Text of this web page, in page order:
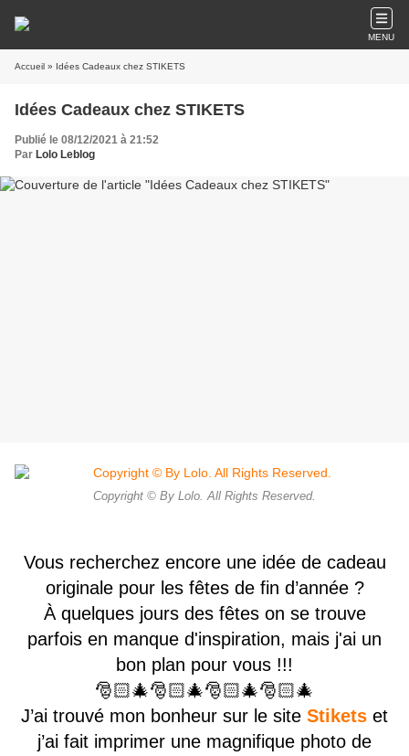
MENU
Accueil » Idées Cadeaux chez STIKETS
Idées Cadeaux chez STIKETS
Publié le 08/12/2021 à 21:52
Par Lolo Leblog
Copyright © By Lolo. All Rights Reserved.
Vous recherchez encore une idée de cadeau
originale pour les fêtes de fin d’année ?
À quelques jours des fêtes on se trouve
parfois en manque d'inspiration, mais j'ai un
bon plan pour vous !!!
🎅🏻🎄🎅🏻🎄🎅🏻🎄🎅🏻🎄
J’ai trouvé mon bonheur sur le site Stikets et
j’ai fait imprimer une magnifique photo de